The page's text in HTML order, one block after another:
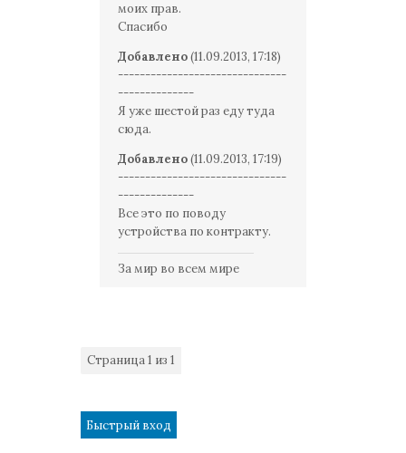
моих прав.
Спасибо
Добавлено(11.09.2013, 17:18)
-------------------------------
--------------
Я уже шестой раз еду туда
сюда.
Добавлено(11.09.2013, 17:19)
-------------------------------
--------------
Все это по поводу
устройства по контракту.
За мир во всем мире
Страница1 из 1